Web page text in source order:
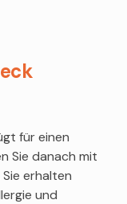
für einen
Sie danach mit
erhalten
und